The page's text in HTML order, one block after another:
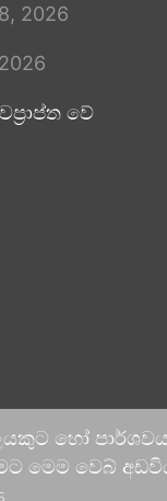
2026
වේ
හෝ
වෙබ් අඩවිය